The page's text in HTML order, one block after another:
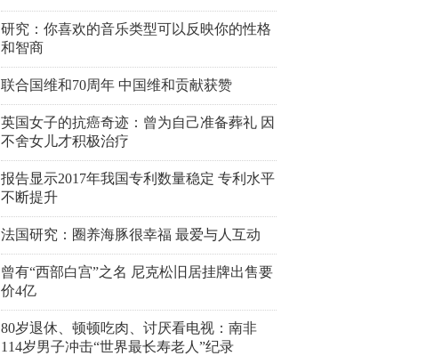
研究：你喜欢的音乐类型可以反映你的性格
和智商
联合国维和70周年 中国维和贡献获赞
英国女子的抗癌奇迹：曾为自己准备葬礼 因
不舍女儿才积极治疗
报告显示2017年我国专利数量稳定 专利水平
不断提升
法国研究：圈养海豚很幸福 最爱与人互动
曾有“西部白宫”之名 尼克松旧居挂牌出售要
价4亿
80岁退休、顿顿吃肉、讨厌看电视：南非
114岁男子冲击“世界最长寿老人”纪录